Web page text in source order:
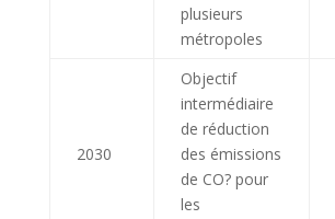
plusieurs
métropoles
2030
Objectif
intermédiaire
de réduction
des émissions
de CO? pour
les